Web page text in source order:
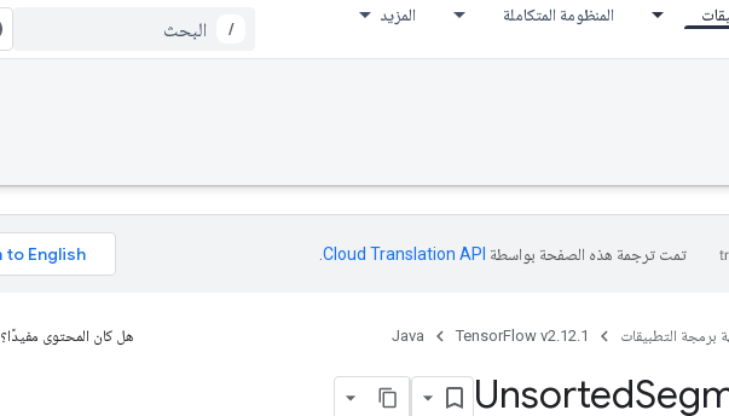
المنظومة المتكاملة المزيد
/
تمت ترجمة هذه الصفحة بواسطة Cloud Translation API‏
برمجة التطبيقات TensorFlow v2.12.1
Java هل كان المحتوى مفيدًا؟
Unsorted